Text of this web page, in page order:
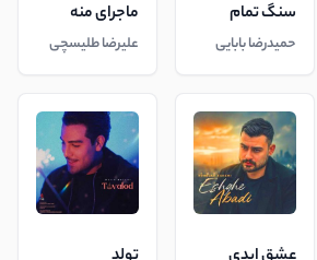
سنگ تمام
حمیدرضا بابایی
ماجرای منه
علیرضا طلیسچی